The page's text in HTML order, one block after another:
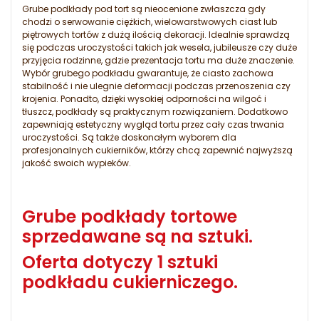
Grube podkłady pod tort są nieocenione zwłaszcza gdy
chodzi o serwowanie ciężkich, wielowarstwowych ciast lub
piętrowych tortów z dużą ilością dekoracji. Idealnie sprawdzą
się podczas uroczystości takich jak wesela, jubileusze czy duże
przyjęcia rodzinne, gdzie prezentacja tortu ma duże znaczenie.
Wybór grubego podkładu gwarantuje, że ciasto zachowa
stabilność i nie ulegnie deformacji podczas przenoszenia czy
krojenia. Ponadto, dzięki wysokiej odporności na wilgoć i
tłuszcz, podkłady są praktycznym rozwiązaniem. Dodatkowo
zapewniają estetyczny wygląd tortu przez cały czas trwania
uroczystości. Są także doskonałym wyborem dla
profesjonalnych cukierników, którzy chcą zapewnić najwyższą
jakość swoich wypieków.
Grube podkłady tortowe
sprzedawane są na sztuki.
Oferta dotyczy 1 sztuki
podkładu cukierniczego.